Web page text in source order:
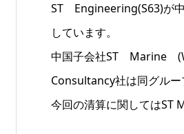
ST Engineering(S63)が
しています。
中国子会社ST Marine
Consultancy社は同グルー
今回の清算に関してはST